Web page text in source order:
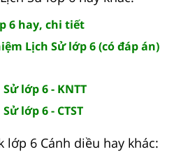
6 hay, chi tiết
Lịch Sử lớp 6 (có đáp án)
lớp 6 - KNTT
lớp 6 - CTST
lớp 6 Cánh diều hay khác: